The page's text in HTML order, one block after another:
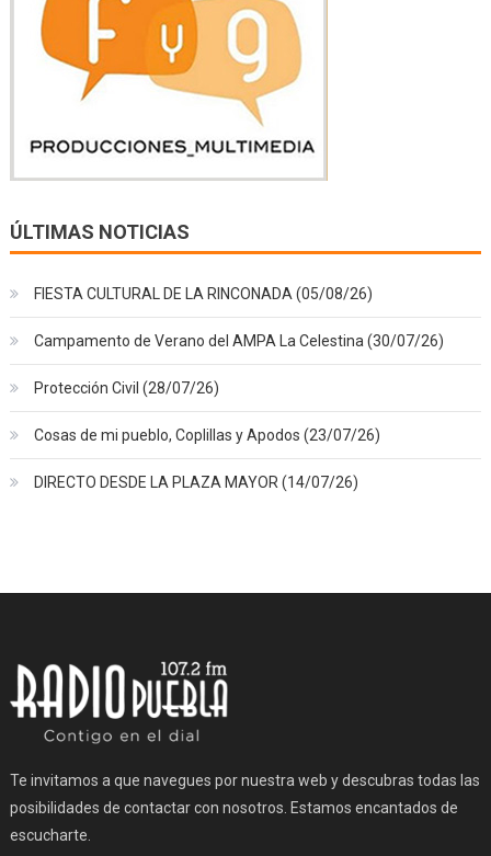
ÚLTIMAS NOTICIAS
FIESTA CULTURAL DE LA RINCONADA (05/08/26)
Campamento de Verano del AMPA La Celestina (30/07/26)
Protección Civil (28/07/26)
Cosas de mi pueblo, Coplillas y Apodos (23/07/26)
DIRECTO DESDE LA PLAZA MAYOR (14/07/26)
Te invitamos a que navegues por nuestra web y descubras todas las
posibilidades de contactar con nosotros. Estamos encantados de
escucharte.